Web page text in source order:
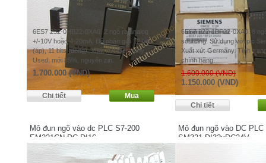
6ES7 232-0HB22-0XA0. 2 ngõ ra analog
+/-10V hoặc 4-20mA, Độ phân giải 12 bits
(áp), 11 bits (dòng). Xuất xứ: Germany.
Used, mới 85%, nguyên zin.
1.700.000 (VND)
6ES7 222-1BF22-0XA0. 8
sourcing. Sử dụng với plc
Xuất xứ: Germany. Tình
chính hãng.
1.600.000 (VND)
1.150.000 (VND)
Mô đun ngõ vào dc PLC S7-200
EM221CN DC DI16
Mô đun ngõ vào DC
SM321 DI32xDC24V